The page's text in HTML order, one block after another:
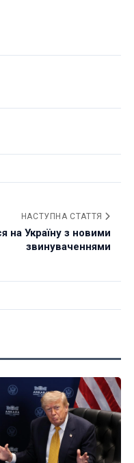
НАСТУПНА СТАТТЯ
на Україну з новими
звинуваченнями